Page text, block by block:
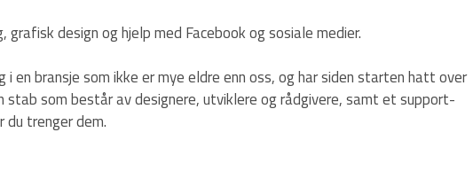
grafisk design og hjelp med Facebook og sosiale medier.
en bransje som ikke er mye eldre enn oss, og har siden starten hatt over
stab som består av designere, utviklere og rådgivere, samt et support-
du trenger dem.